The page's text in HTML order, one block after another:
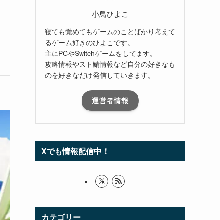
小鳥ひよこ
寝ても覚めてもゲームのことばかり考えて
るゲーム好きのひよこです。
主にPCやSwitchゲームをしてます。
攻略情報やスト鯖情報など自分の好きなも
のを好きなだけ発信していきます。
運営者情報
Xでも情報配信中！
カテゴリー